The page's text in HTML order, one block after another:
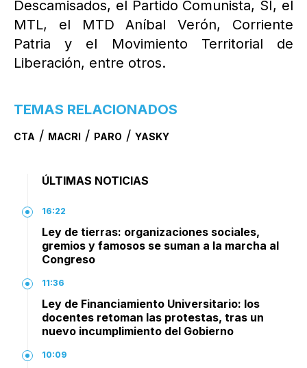
Descamisados, el Partido Comunista, SI, el
MTL, el MTD Aníbal Verón, Corriente
Patria y el Movimiento Territorial de
Liberación, entre otros.
TEMAS RELACIONADOS
CTA / MACRI / PARO / YASKY
ÚLTIMAS NOTICIAS
16:22
Ley de tierras: organizaciones sociales,
gremios y famosos se suman a la marcha al
Congreso
11:36
Ley de Financiamiento Universitario: los
docentes retoman las protestas, tras un
nuevo incumplimiento del Gobierno
10:09